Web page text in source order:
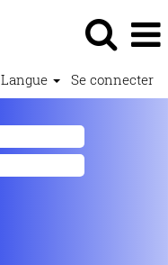
Langue Se connecter